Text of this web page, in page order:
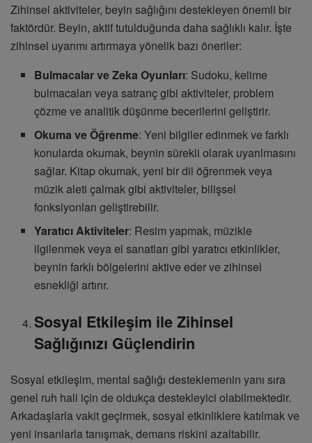
Zihinsel aktiviteler, beyin sağlığını destekleyen önemli bir
faktördür. Beyin, aktif tutulduğunda daha sağlıklı kalır. İşte
zihinsel uyarımı artırmaya yönelik bazı öneriler:
Bulmacalar ve Zeka Oyunları: Sudoku, kelime
bulmacaları veya satranç gibi aktiviteler, problem
çözme ve analitik düşünme becerilerini geliştirir.
Okuma ve Öğrenme: Yeni bilgiler edinmek ve farklı
konularda okumak, beynin sürekli olarak uyarılmasını
sağlar. Kitap okumak, yeni bir dil öğrenmek veya
müzik aleti çalmak gibi aktiviteler, bilişsel
fonksiyonları geliştirebilir.
Yaratıcı Aktiviteler: Resim yapmak, müzikle
ilgilenmek veya el sanatları gibi yaratıcı etkinlikler,
beynin farklı bölgelerini aktive eder ve zihinsel
esnekliği artırır.
Sosyal Etkileşim ile Zihinsel
Sağlığınızı Güçlendirin
Sosyal etkileşim, mental sağlığı desteklemenin yanı sıra
genel ruh hali için de oldukça destekleyici olabilmektedir.
Arkadaşlarla vakit geçirmek, sosyal etkinliklere katılmak ve
yeni insanlarla tanışmak, demans riskini azaltabilir.